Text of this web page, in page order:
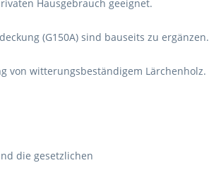
Hausgebrauch geeignet.
(G150A) sind bauseits zu ergänzen.
von witterungsbeständigem Lärchenholz.
die gesetzlichen